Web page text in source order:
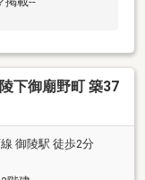
下御廟野町 築37
御陵駅 徒歩2分